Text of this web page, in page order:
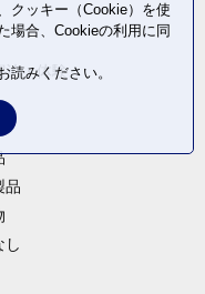
泊・体験
品
し
クッキー（Cookie）を使
場合、Cookieの利用に同
読みください。